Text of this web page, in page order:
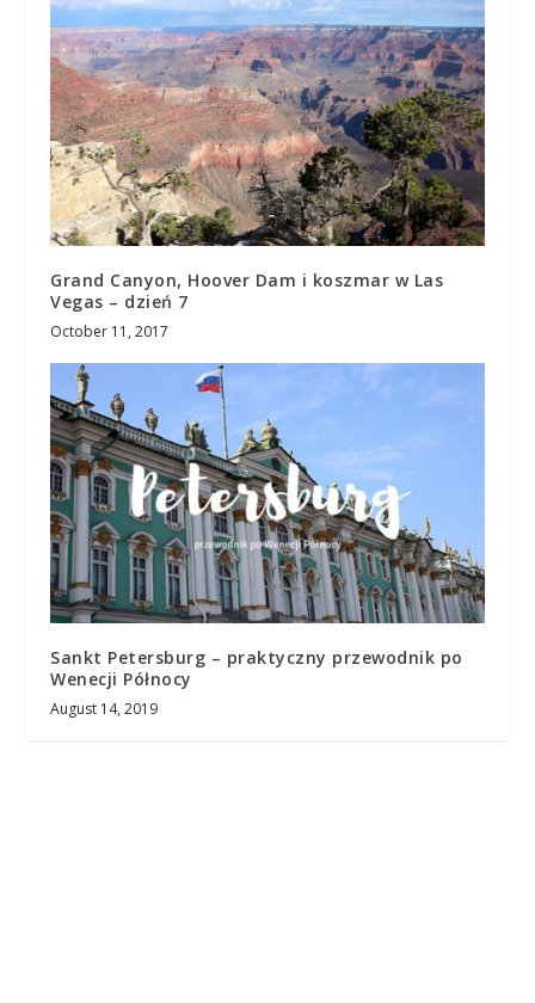
Grand Canyon, Hoover Dam i koszmar w Las
Vegas – dzień 7
October 11, 2017
Sankt Petersburg – praktyczny przewodnik po
Wenecji Północy
August 14, 2019